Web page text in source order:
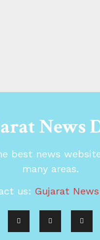
News
best news
many areas.
us: Gujarat